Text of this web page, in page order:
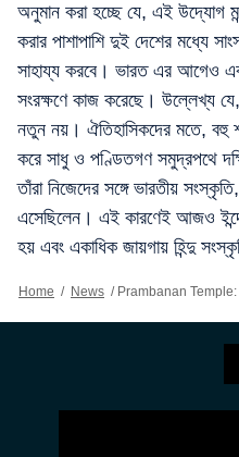
অনুমান করা হচ্ছে যে, এই উদ্যোগ
করার পাশাপাশি দুই দেশের মধ্যে
সাহায্য করবে। ভারত এর আগেও
সংরক্ষণে কাজ করেছে। উল্লেখ্য
নতুন নয়। ঐতিহাসিকদের মতে, বহু
করে সাধু ও পণ্ডিতগণ সমুদ্রপথে
তাঁরা নিজেদের সঙ্গে ভারতীয়
এসেছিলেন। এই কারণেই আজও
হয় এবং একাধিক জায়গায় হিন্দু
Home / News / Prambanan Temple: ১,০০০ বছরের পুরনো